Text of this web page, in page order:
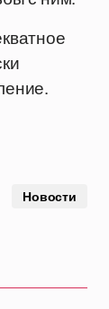
Новости